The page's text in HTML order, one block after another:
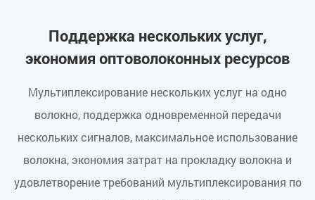
Поддержка нескольких услуг,
экономия оптоволоконных ресурсов
Мультиплексирование нескольких услуг на одно
волокно, поддержка одновременной передачи
нескольких сигналов, максимальное использование
волокна, экономия затрат на прокладку волокна и
удовлетворение требований мультиплексирования по